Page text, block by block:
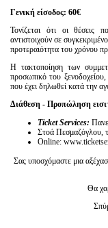
Γενική είσοδος: 60€
Τονίζεται ότι οι θέσεις
αντιστοιχούν σε
προτεραιότητα του χρόνου
Η τακτοποίηση των
προσωπικό του
που έχει δηλωθεί κατά την
Διάθεση - Προπώληση
TicketServices:
Στοά Πεσμαζόγλου,
Online:
Σας υποσχόμαστε μια
Θα